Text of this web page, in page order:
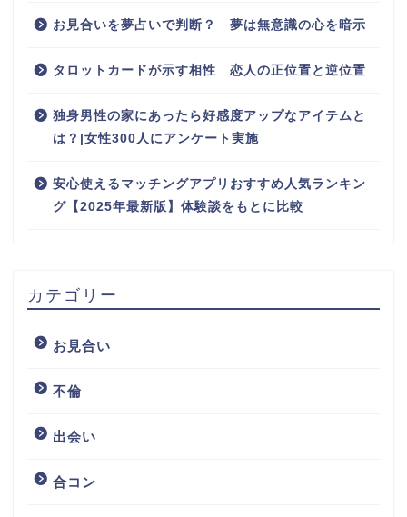
お見合いを夢占いで判断？ 夢は無意識の心を暗示
タロットカードが示す相性 恋人の正位置と逆位置
独身男性の家にあったら好感度アップなアイテムと
は？|女性300人にアンケート実施
安心使えるマッチングアプリおすすめ人気ランキン
グ【2025年最新版】体験談をもとに比較
カテゴリー
お見合い
不倫
出会い
合コン